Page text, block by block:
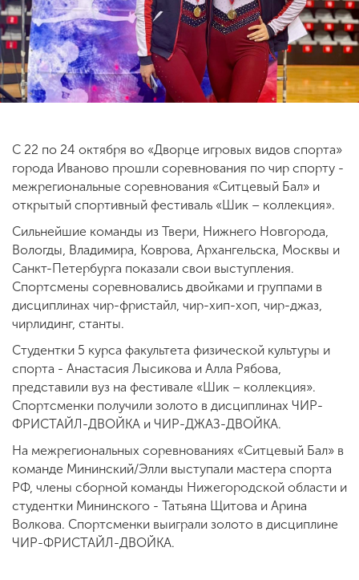
ENG SPN CHI
комиссия
+7 (831) 262-26-20
С 22 по 24 октября во «Дворце игровых видов спорта»
города Иваново прошли соревнования по чир спорту -
межрегиональные соревнования «Ситцевый Бал» и
открытый спортивный фестиваль «Шик – коллекция».
Сильнейшие команды из Твери, Нижнего Новгорода,
Вологды, Владимира, Коврова, Архангельска, Москвы и
Санкт-Петербурга показали свои выступления.
Спортсмены соревновались двойками и группами в
дисциплинах чир-фристайл, чир-хип-хоп, чир-джаз,
чирлидинг, станты.
Студентки 5 курса факультета физической культуры и
спорта - Анастасия Лысикова и Алла Рябова,
представили вуз на фестивале «Шик – коллекция».
Спортсменки получили золото в дисциплинах ЧИР-
ФРИСТАЙЛ-ДВОЙКА и ЧИР-ДЖАЗ-ДВОЙКА.
На межрегиональных соревнованиях «Ситцевый Бал» в
команде Мининский/Элли выступали мастера спорта
РФ, члены сборной команды Нижегородской области и
студентки Мининского - Татьяна Щитова и Арина
Волкова. Спортсменки выиграли золото в дисциплине
ЧИР-ФРИСТАЙЛ-ДВОЙКА.